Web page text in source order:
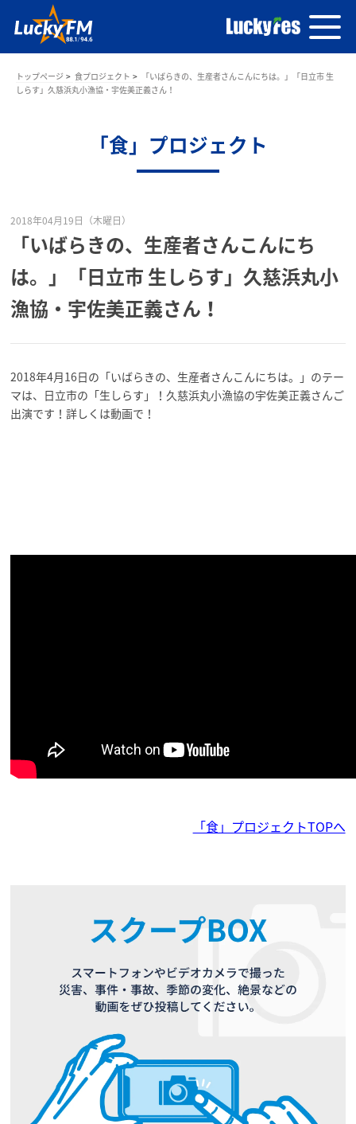
トップページ 食プロジェクト
「いばらきの、生産者さんこんにちは。」「日立市 生
しらす」久慈浜丸小漁協・宇佐美正義さん！
「食」プロジェクト
2018年04月19日（木曜日）
「いばらきの、生産者さんこんにち
は。」「日立市 生しらす」久慈浜丸小
漁協・宇佐美正義さん！
2018年4月16日の「いばらきの、生産者さんこんにちは。」のテー
マは、日立市の「生しらす」！久慈浜丸小漁協の宇佐美正義さんご
出演です！詳しくは動画で！
「食」プロジェクトTOPへ